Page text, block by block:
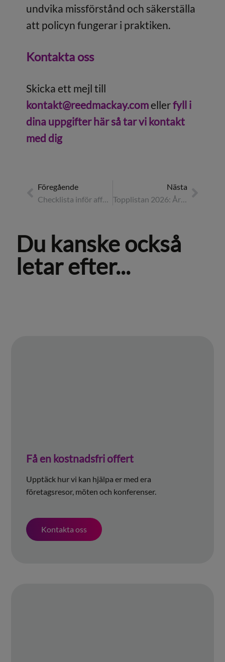
undvika missförstånd och säkerställa
att policyn fungerar i praktiken.
Kontakta oss
Skicka ett mejl till
kontakt@reedmackay.comellerfyll i
dina uppgifter här så tar vi kontakt
med dig
Föregående
Checklista inför affärsresan
Nästa
Topplistan 2026: Årets topplista på konferensresor
Du kanske också
letar efter...
Få en kostnadsfri offert
Upptäck hur vi kan hjälpa er med era
företagsresor, möten och konferenser.
Kontakta oss